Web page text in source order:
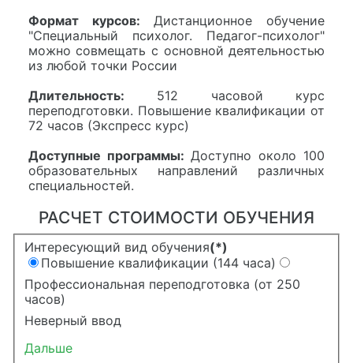
Формат курсов: Дистанционное обучение
"Специальный психолог. Педагог-психолог"
можно совмещать с основной деятельностью
из любой точки России
Длительность: 512 часовой курс
переподготовки. Повышение квалификации от
72 часов (Экспресс курс)
Доступные программы: Доступно около 100
образовательных направлений различных
специальностей.
РАСЧЕТ СТОИМОСТИ ОБУЧЕНИЯ
Интересующий вид обучения(*)
Повышение квалификации (144 часа)
Профессиональная переподготовка (от 250
часов)
Неверный ввод
Дальше